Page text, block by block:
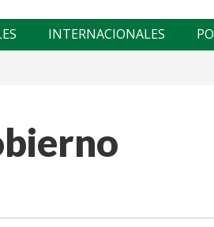
INTERNACIONALES